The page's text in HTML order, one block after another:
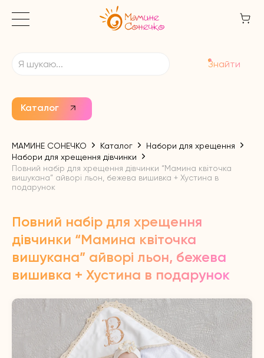
Каталог
Знайти
МАМИНЕ СОНЕЧКО Каталог
Набори для хрещення
Набори для хрещення дівчинки
Повний набір для хрещення дівчинки “Мамина квіточка
вишукана” айворі льон, бежева вишивка + Хустина в
подарунок
Повний набір для хрещення
дівчинки “Мамина квіточка
вишукана” айворі льон, бежева
вишивка + Хустина в подарунок